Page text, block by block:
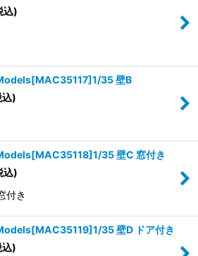
込)
35 壁B
込)
35 壁C 窓付き
込)
付き
35 壁D ドア付き
込)